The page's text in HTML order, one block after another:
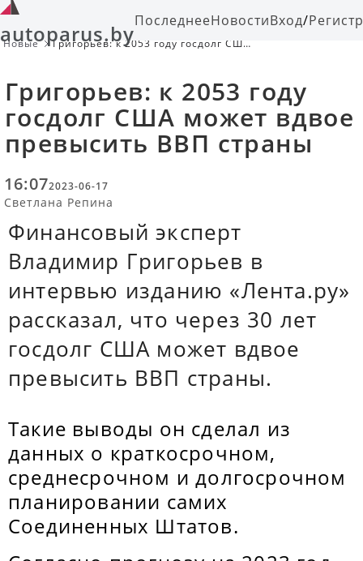
autoparus.byПоследнееНовостиВход/
Новые
Григорьев: к 2053 году госдолг США
Григорьев: к 2053 году
госдолг США может вдвое
превысить ВВП страны
16:072023-06-17
Светлана Репина
Финансовый эксперт
Владимир Григорьев в
интервью изданию «Лента.ру»
рассказал, что через 30 лет
госдолг США может вдвое
превысить ВВП страны.
Такие выводы он сделал из
данных о краткосрочном,
среднесрочном и долгосрочном
планировании самих
Соединенных Штатов.